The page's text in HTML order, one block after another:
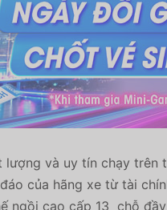
và uy tín chạy trên
của hãng xe từ tài
ngồi cao cấp 13 chỗ